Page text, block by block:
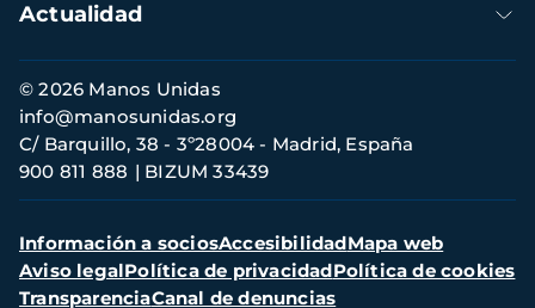
Actualidad
Información
de
contacto
© 2026 Manos Unidas
C/ Barquillo, 38 - 3º28004 - Madrid, España
900 811 888
BIZUM 33439
info@manosunidas.org
Menú
secundario
Información a sociosAccesibilidadMapa web
Aviso legalPolítica de privacidadPolítica de cookies
TransparenciaCanal de denuncias